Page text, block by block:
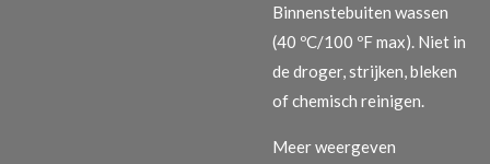
Binnenstebuiten wassen
(40 ºC/100 ºF max). Niet in
de droger, strijken, bleken
of chemisch reinigen.
Meer weergeven